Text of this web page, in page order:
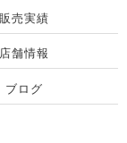
販売実績
店舗情報
ブログ